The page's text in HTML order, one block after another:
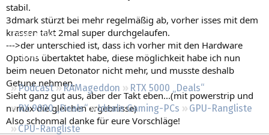
Neueste Aktivitäten
Leserartikel
Regeln
Podcast RAMageddon
RTX 5000 „Deals“
RX 9000 „Deals“
Ideale Gaming-PCs
GPU-Rangliste
CPU-Rangliste
stabil.
3dmark stürzt bei mehr regelmäßig ab, vorher isses mit dem
krassen takt 2mal super durchgelaufen.
--->der unterschied ist, dass ich vorher mit den Hardware
Options übertaktet habe, diese möglichkeit habe ich nun
beim neuen Detonator nicht mehr, und musste deshalb
Getune nehmen.
Sieht ganz gut aus, aber der Takt eben...(mit powerstrip und
nvmax die gleichen ergebnisse)
Also schonmal danke für eure Vorschläge!